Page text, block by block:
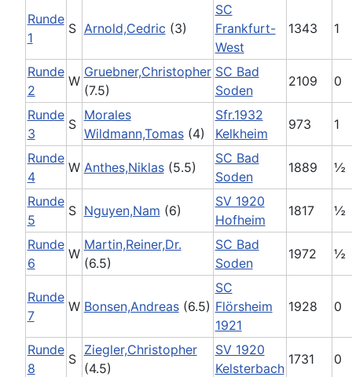
Runde
1
S Arnold,Cedric (3)
SC
Frankfurt-
West
1343 1
Runde
2
W
Gruebner,Christopher
(7.5)
SC Bad
Soden
2109 0
Runde
3
S
Morales
Wildmann,Tomas(4)
Sfr.1932
Kelkheim
973 1
Runde
4
W Anthes,Niklas(5.5)
SC Bad
Soden
1889 ½
Runde
5
S Nguyen,Nam (6)
SV 1920
Hofheim
1817 ½
Runde
6
W
Martin,Reiner,Dr.
(6.5)
SC Bad
Soden
1972 ½
Runde
7
W Bonsen,Andreas(6.5)
SC
Flörsheim
1921
1928 0
Runde
8
S
Ziegler,Christopher
(4.5)
SV 1920
Kelsterbach
1731 0